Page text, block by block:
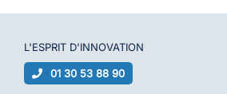
L'ESPRIT D'INNOVATION
01 30 53 88 90